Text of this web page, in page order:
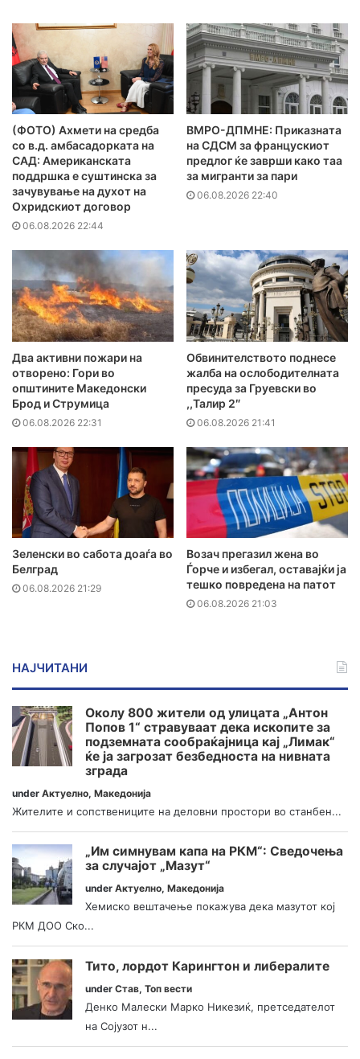
(ФОТО) Ахмети на средба
со в.д. амбасадорката на
САД: Американската
поддршка е суштинска за
зачувување на духот на
Охридскиот договор
06.08.2026 22:44
ВМРО-ДПМНЕ: Приказната
на СДСМ за францускиот
предлог ќе заврши како таа
за мигранти за пари
06.08.2026 22:40
Два активни пожари на
отворено: Гори во
општините Македонски
Брод и Струмица
06.08.2026 22:31
Обвинителството поднесе
жалба на ослободителната
пресуда за Груевски во
,,Талир 2″
06.08.2026 21:41
Зеленски во сабота доаѓа во
Белград
06.08.2026 21:29
Возач прегазил жена во
Ѓорче и избегал, оставајќи ја
тешко повредена на патот
06.08.2026 21:03
НАЈЧИТАНИ
Околу 800 жители од улицата „Антон
Попов 1“ стравуваат дека ископите за
подземната сообраќајница кај „Лимак“
ќе ја загрозат безбедноста на нивната
зграда
under Актуелно, Македонија
Жителите и сопствениците на деловни простори во станбен...
„Им симнувам капа на РКМ“: Сведочења
за случајот „Мазут“
under Актуелно, Македонија
Хемиско вештачење покажува дека мазутот кој
РКМ ДОО Ско...
Тито, лордот Карингтон и либералите
under Став, Топ вести
Денко Малески Марко Никезиќ, претседателот
на Сојузот н...